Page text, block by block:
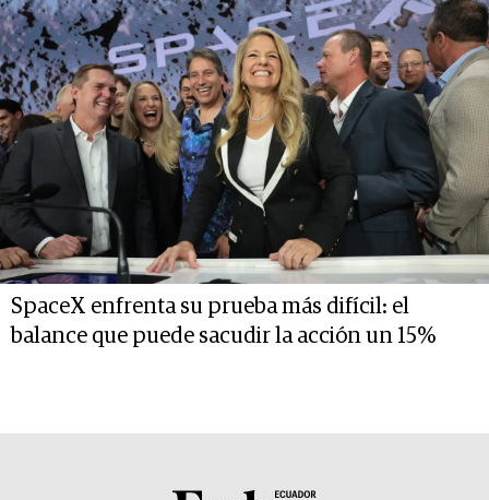
SpaceX enfrenta su prueba más difícil: el
balance que puede sacudir la acción un 15%